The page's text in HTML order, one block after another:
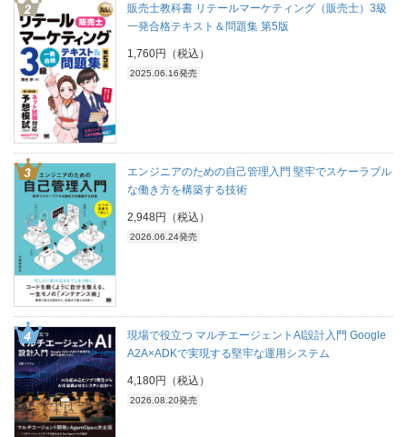
販売士教科書 リテールマーケティング（販売士）3級
一発合格テキスト＆問題集 第5版
1,760円（税込）
2025.06.16発売
エンジニアのための自己管理入門 堅牢でスケーラブル
な働き方を構築する技術
2,948円（税込）
2026.06.24発売
現場で役立つ マルチエージェントAI設計入門 Google
A2A×ADKで実現する堅牢な運用システム
4,180円（税込）
2026.08.20発売